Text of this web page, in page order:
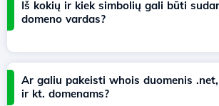
Iš kokių ir kiek simbolių gali būti
domeno vardas?
Ar galiu pakeisti whois duomenis
ir kt. domenams?